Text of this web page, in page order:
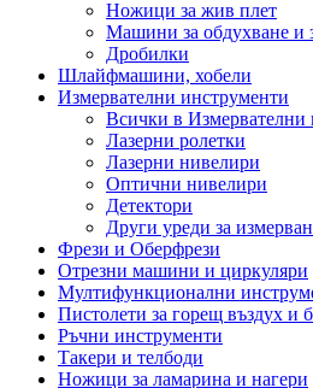
Ножици за жив плет
Машини за обдухване и
Дробилки
Шлайфмашини, хобели
Измервателни инструменти
Всички в Измервателни
Лазерни ролетки
Лазерни нивелири
Оптични нивелири
Детектори
Други уреди за
Фрези и Оберфрези
Отрезни машини и циркуляри
Мултифункционални
Пистолети за горещ въздух и
Ръчни инструменти
Такери и телбоди
Ножици за ламарина и нагери